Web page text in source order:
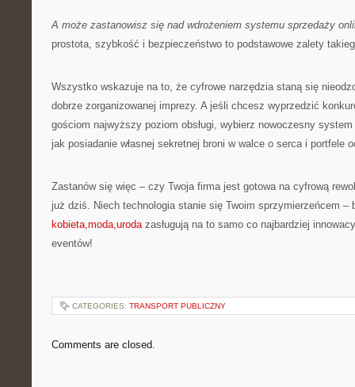
A może zastanowisz się nad wdrożeniem systemu sprzedaży
prostota, szybkość i bezpieczeństwo to podstawowe zalety
Wszystko wskazuje na to, że cyfrowe narzędzia staną się
dobrze zorganizowanej imprezy. A jeśli chcesz wyprzedzić
gościom najwyższy poziom obsługi, wybierz nowoczesny
jak posiadanie własnej sekretnej broni w walce o serca i portfele
Zastanów się więc – czy Twoja firma jest gotowa na cyfrową
już dziś. Niech technologia stanie się Twoim sprzymierzeńcem –
kobieta,moda,urodazasługują na to samo co najbardziej
eventów!
CATEGORIES: TRANSPORT PUBLICZNY
Comments are closed.